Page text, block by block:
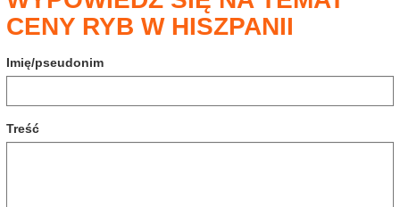
CENY RYB W HISZPANII
Imię/pseudonim
Treść